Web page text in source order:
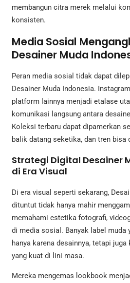
membangun citra merek melalui
konsisten.
Media Sosial
Desainer Muda
Peran media sosial tidak dapat
Desainer Muda Indonesia.
platform lainnya menjadi etalase
komunikasi langsung antara
Koleksi terbaru dapat dipamerkan
balik datang seketika, dan tren bisa
Strategi Digital Desainer
di Era Visual
Di era visual seperti sekarang,
dituntut tidak hanya mahir
memahami estetika fotografi,
di media sosial. Banyak label muda
hanya karena desainnya, tetapi juga
yang kuat di lini masa.
Mereka mengemas lookbook